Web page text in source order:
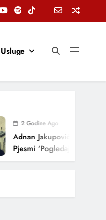
Usluge
2 Godine Ago
Adnan Jakupović Donosi
Pjesmi ‘Pogledaj Me’